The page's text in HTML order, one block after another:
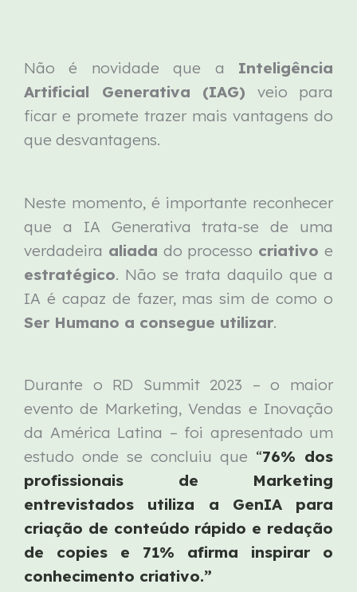
Não é novidade que a Inteligência
Artificial Generativa (IAG) veio para
ficar e promete trazer mais vantagens do
que desvantagens.
Neste momento, é importante reconhecer
que a IA Generativa trata-se de uma
verdadeira aliada do processo criativo e
estratégico. Não se trata daquilo que a
IA é capaz de fazer, mas sim de como o
Ser Humano a consegue utilizar.
Durante o RD Summit 2023 – o maior
evento de Marketing, Vendas e Inovação
da América Latina – foi apresentado um
estudo onde se concluiu que “76% dos
profissionais de Marketing
entrevistados utiliza a GenIA para
criação de conteúdo rápido e redação
de copies e 71% afirma inspirar o
conhecimento criativo.”